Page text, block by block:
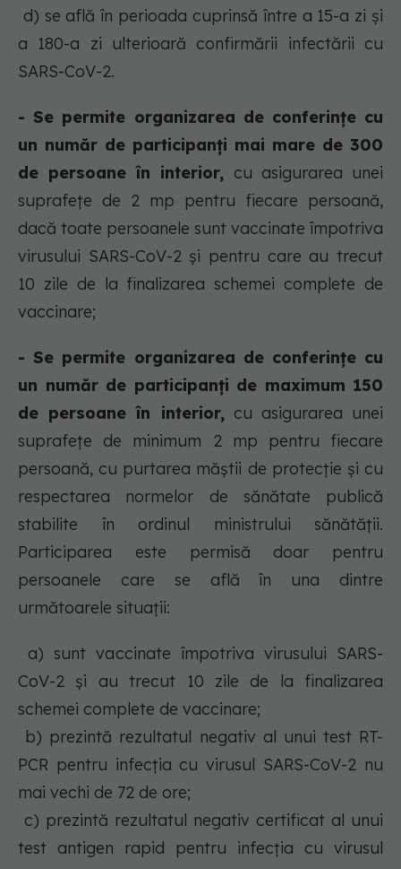
d) se află în perioada cuprinsă între a 15-a zi și
a 180-a zi ulterioară confirmării infectării cu
SARS-CoV-2.
- Se permite organizarea de conferințe cu
un număr de participanți mai mare de 300
de persoane în interior, cu asigurarea unei
suprafețe de 2 mp pentru fiecare persoană,
dacă toate persoanele sunt vaccinate împotriva
virusului SARS-CoV-2 și pentru care au trecut
10 zile de la finalizarea schemei complete de
vaccinare;
- Se permite organizarea de conferințe cu
un număr de participanți de maximum 150
de persoane în interior,cu asigurarea unei
suprafețe de minimum 2 mp pentru fiecare
persoană, cu purtarea măștii de protecție și cu
respectarea normelor de sănătate publică
stabilite în ordinul ministrului sănătății.
Participarea este permisă doar pentru
persoanele care se află în una dintre
următoarele situații:
a) sunt vaccinate împotriva virusului SARS-
CoV-2 și au trecut 10 zile de la finalizarea
schemei complete de vaccinare;
b) prezintă rezultatul negativ al unui test RT-
PCR pentru infecția cu virusul SARS-CoV-2 nu
mai vechi de 72 de ore;
c) prezintă rezultatul negativ certificat al unui
test antigen rapid pentru infecția cu virusul